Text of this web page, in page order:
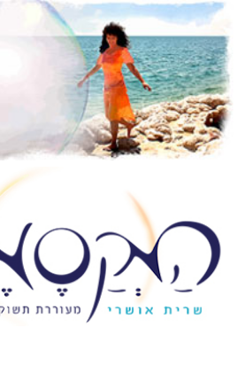
Skip
content